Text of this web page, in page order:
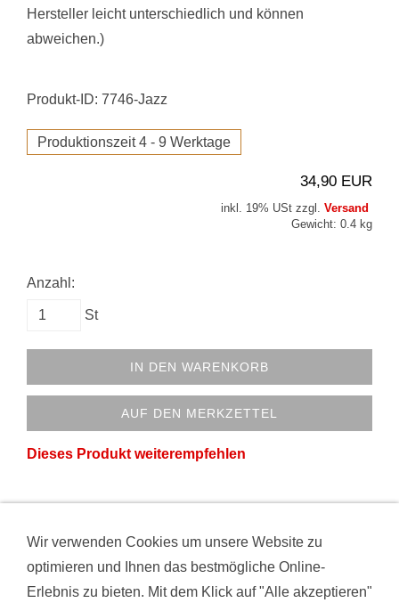
Hersteller leicht unterschiedlich und können
abweichen.)
Produkt-ID: 7746-Jazz
Produktionszeit 4 - 9 Werktage
34,90 EUR
inkl. 19% USt zzgl. Versand
Gewicht: 0.4 kg
Anzahl:
St
IN DEN WARENKORB
AUF DEN MERKZETTEL
Dieses Produkt weiterempfehlen
VERTRAG WIDERRUFEN AGB
DATENSCHUTZ
KONTAKT
VERSAND
WIDERRUFSRECHT
Wir verwenden Cookies um unsere Website zu
optimieren und Ihnen das bestmögliche Online-
Erlebnis zu bieten. Mit dem Klick auf "Alle akzeptieren"